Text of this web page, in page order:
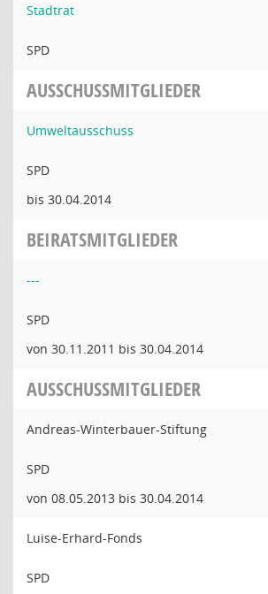
Stadtrat
SPD
AUSSCHUSSMITGLIEDER
Umweltausschuss
SPD
bis 30.04.2014
BEIRATSMITGLIEDER
---
SPD
von 30.11.2011 bis 30.04.2014
AUSSCHUSSMITGLIEDER
Andreas-Winterbauer-Stiftung
SPD
von 08.05.2013 bis 30.04.2014
Luise-Erhard-Fonds
SPD